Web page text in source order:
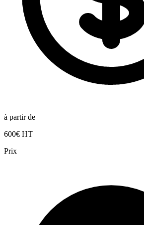
à partir de
600€ HT
Prix